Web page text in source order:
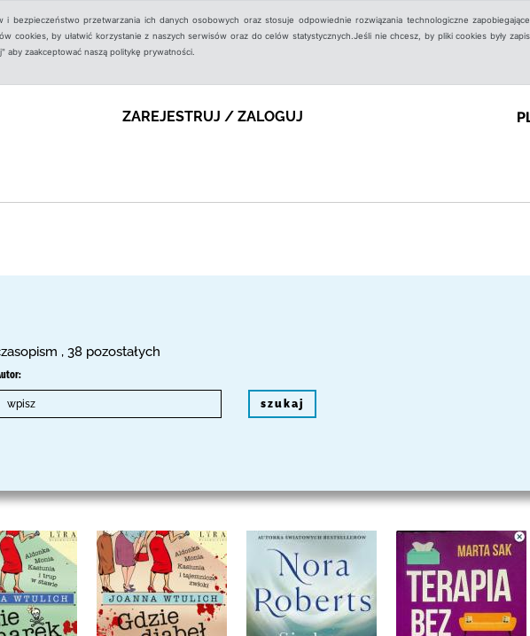
bezpieczeństwo przetwarzania ich danych osobowych oraz stosuje odpowiednie rozwiązania technologiczne
cookies, by ułatwić korzystanie z naszych serwisów oraz do celów statystycznych.Jeśli nie chcesz, by pliki cookies były
aby zaakceptować naszą politykę prywatności.
ZAREJESTRUJ / ZALOGUJ
, 38 pozostałych
szukaj